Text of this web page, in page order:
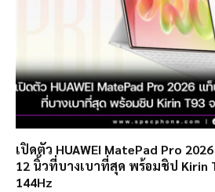
เปิดตัว HUAWEI MatePad Pro
12 นิ้วที่บางเบาที่สุด พร้อมชิป Kirin
144Hz